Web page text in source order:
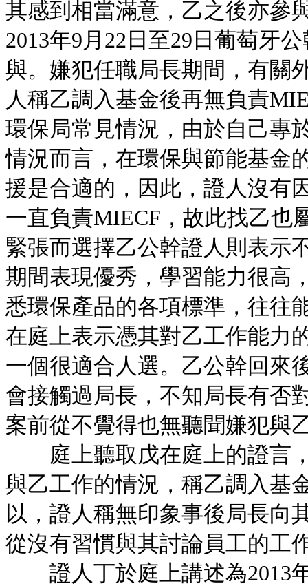
其感到相當滿意，乙之後亦參
2013年9月22日至29日葡萄牙
與。嫌犯任職局長期間，有關
人稱乙調入基金後再無負責
環保局常見情況，由於自己專
情況而言，在環保與節能基金
援是合適的，因此，證人沒有
一直負責MIECF，故此找乙也
緊張而選擇乙公幹證人則表示
期間表現優秀，學習能力很高
悉環保產品的各項標準，往往
在庭上表示憑其對乙工作能力
一個很適合人選。乙公幹回來
會接觸過局長，不知局長有否
案前從不覺得也無聽聞嫌犯與
庭上聽取戊在庭上的證言，
與乙工作的情況，稱乙調入基
以，證人稱無印象事後局長向
從沒有習慣與其討論員工的工
證人丁於庭上講述為2013